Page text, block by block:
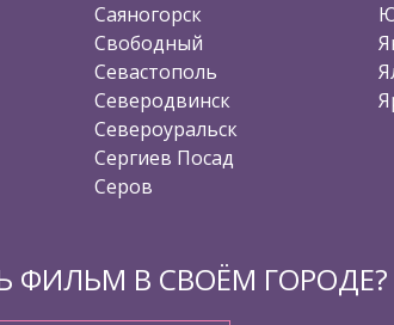
Саяногорск
Свободный
Севастополь
Северодвинск
Североуральск
Сергиев Посад
Серов
ФИЛЬМ В СВОЁМ ГОРОДЕ?